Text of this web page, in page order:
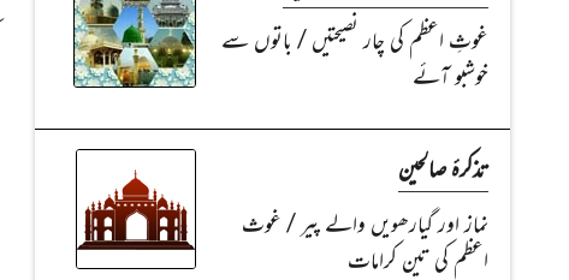
غوثِ اعظم کی چار نصیحتیں / باتوں سے
خوشبو آئے
تذکرۂ صالحین
نماز اور گیارھویں والے پیر / غوث
اعظم کی تین کرامات